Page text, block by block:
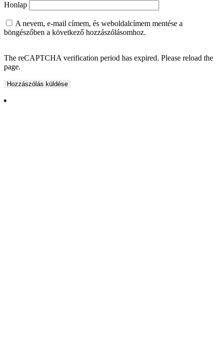
Honlap
A nevem, e-mail címem, és weboldalcímem mentése a
böngészőben a következő hozzászólásomhoz.
The reCAPTCHA verification period has expired. Please reload the
page.